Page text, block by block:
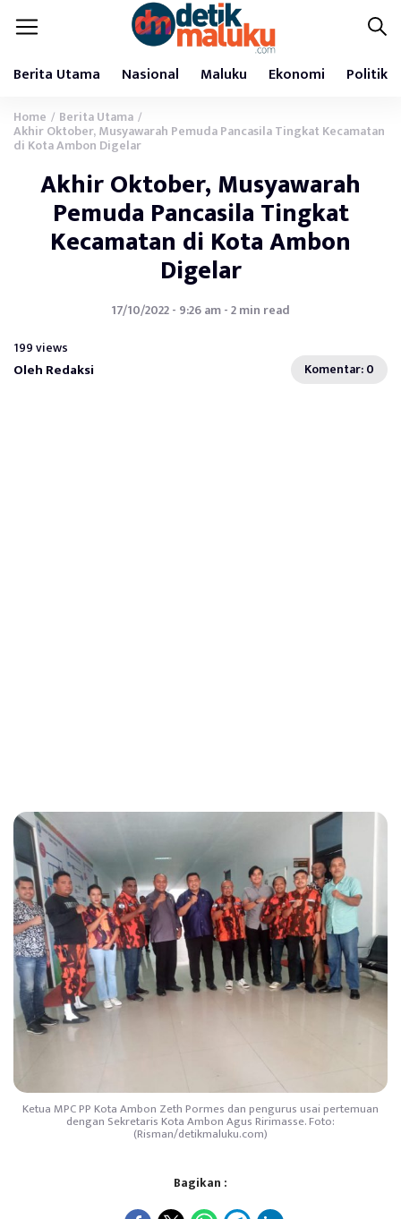
Berita Utama Nasional Maluku Ekonomi Politik
Home / Berita Utama /
Akhir Oktober, Musyawarah Pemuda Pancasila Tingkat Kecamatan
di Kota Ambon Digelar
Akhir Oktober, Musyawarah
Pemuda Pancasila Tingkat
Kecamatan di Kota Ambon
Digelar
17/10/2022 - 9:26 am - 2 min read
199 views
Oleh Redaksi Komentar: 0
Ketua MPC PP Kota Ambon Zeth Pormes dan pengurus usai pertemuan
dengan Sekretaris Kota Ambon Agus Ririmasse. Foto:
(Risman/detikmaluku.com)
Bagikan :